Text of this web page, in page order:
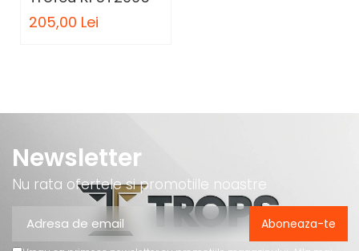
205,00 Lei
Newsletter
Nu rata ofertele si promotiile noastre